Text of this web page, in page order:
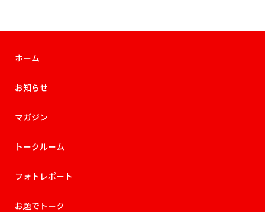
ホーム
お知らせ
マガジン
トークルーム
フォトレポート
お題でトーク